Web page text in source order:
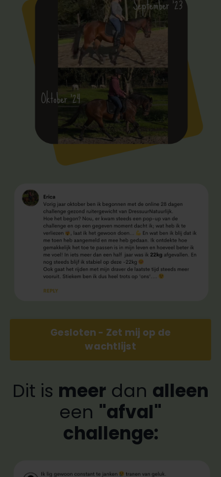
Gesloten - Zet mij op de
wachtlijst
Dit is meer dan alleen
een "afval"
challenge: